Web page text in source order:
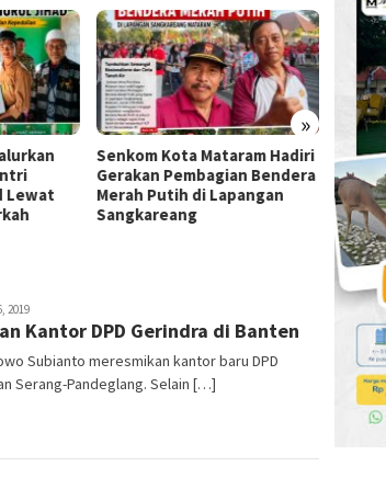
»
Lewat
Senkom Kota Mataram Hadiri
Gerakan Pembagian Bendera
Merah Putih di Lapangan
Sangkareang
1608/
Malam
2019
Kantor DPD Gerindra di Banten
Subianto meresmikan kantor baru DPD
Serang-Pandeglang. Selain […]